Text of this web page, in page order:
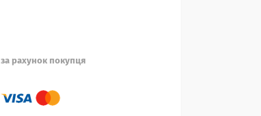
за рахунок покупця